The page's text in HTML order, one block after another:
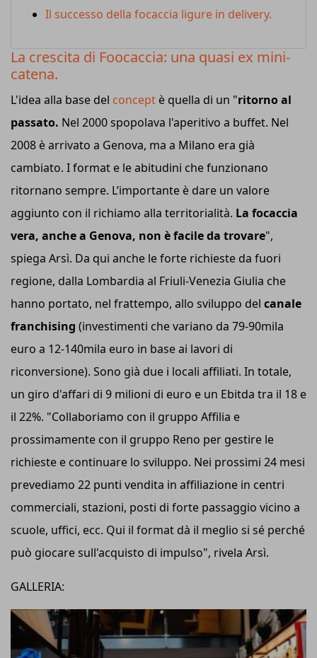
Il successo della focaccia ligure in delivery.
La crescita di Foocaccia: una quasi ex mini-
catena.
L'idea alla base del concept è quella di un "ritorno al
passato. Nel 2000 spopolava l'aperitivo a buffet. Nel
2008 è arrivato a Genova, ma a Milano era già
cambiato. I format e le abitudini che funzionano
ritornano sempre. L’importante è dare un valore
aggiunto con il richiamo alla territorialità. La focaccia
vera, anche a Genova, non è facile da trovare",
spiega Arsì. Da qui anche le forte richieste da fuori
regione, dalla Lombardia al Friuli-Venezia Giulia che
hanno portato, nel frattempo, allo sviluppo del canale
franchising (investimenti che variano da 79-90mila
euro a 12-140mila euro in base ai lavori di
riconversione). Sono già due i locali affiliati. In totale,
un giro d'affari di 9 milioni di euro e un Ebitda tra il 18 e
il 22%. "Collaboriamo con il gruppo Affilia e
prossimamente con il gruppo Reno per gestire le
richieste e continuare lo sviluppo. Nei prossimi 24 mesi
prevediamo 22 punti vendita in affiliazione in centri
commerciali, stazioni, posti di forte passaggio vicino a
scuole, uffici, ecc. Qui il format dà il meglio si sé perché
può giocare sull'acquisto di impulso", rivela Arsì.
GALLERIA: